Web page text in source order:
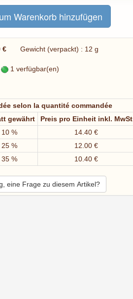
€ Gewicht (verpackt) : 12 g
1 verfügbar(en)
selon la quantité commandée
gewährt
Preis pro Einheit inkl. MwSt
10 %
14.40 €
25 %
12.00 €
35 % 10.40 €
eine Frage zu diesem Artikel?